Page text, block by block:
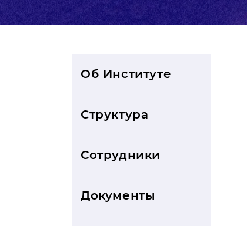
Об Институте
Структура
Сотрудники
Документы